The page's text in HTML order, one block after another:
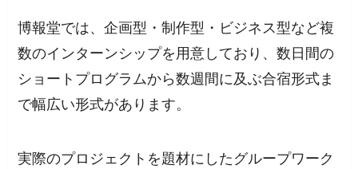
博報堂では、企画型・制作型・ビジネス型など複
数のインターンシップを用意しており、数日間の
ショートプログラムから数週間に及ぶ合宿形式ま
で幅広い形式があります。
実際のプロジェクトを題材にしたグループワーク